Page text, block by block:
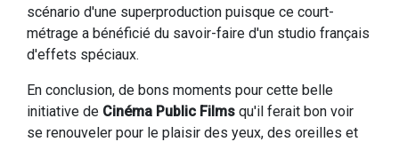
scénario d'une superproduction puisque ce court-
métrage a bénéficié du savoir-faire d'un studio français
d'effets spéciaux.
En conclusion, de bons moments pour cette belle
initiative de Cinéma Public Films qu'il ferait bon voir
se renouveler pour le plaisir des yeux, des oreilles et